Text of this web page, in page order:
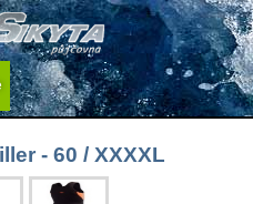
- 60 / XXXXL